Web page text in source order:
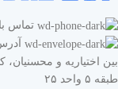
تماس با
طبقه ۵ واحد ۲۵